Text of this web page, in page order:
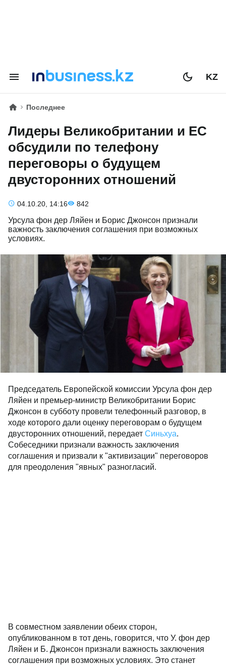
KZ
Последнее
Лидеры Великобритании и ЕС
обсудили по телефону
переговоры о будущем
двусторонних отношений
04.10.20, 14:16 842
Урсула фон дер Ляйен и Борис Джонсон признали
важность заключения соглашения при возможных
условиях.
Председатель Европейской комиссии Урсула фон дер
Ляйен и премьер-министр Великобритании Борис
Джонсон в субботу провели телефонный разговор, в
ходе которого дали оценку переговорам о будущем
двусторонних отношений, передает Синьхуа.
Собеседники признали важность заключения
соглашения и призвали к "активизации" переговоров
для преодоления "явных" разногласий.
В совместном заявлении обеих сторон,
опубликованном в тот день, говорится, что У. фон дер
Ляйен и Б. Джонсон признали важность заключения
соглашения при возможных условиях. Это станет